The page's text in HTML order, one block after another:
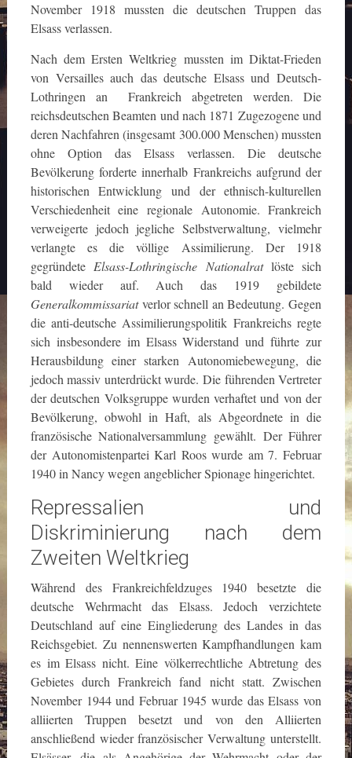
November 1918 mussten die deutschen Truppen das
Elsass verlassen.
Nach dem Ersten Weltkrieg mussten im Diktat-Frieden
von Versailles auch das deutsche Elsass und Deutsch-
Lothringen an Frankreich abgetreten werden. Die
reichsdeutschen Beamten und nach 1871 Zugezogene und
deren Nachfahren (insgesamt 300.000 Menschen) mussten
ohne Option das Elsass verlassen. Die deutsche
Bevölkerung forderte innerhalb Frankreichs aufgrund der
historischen Entwicklung und der ethnisch-kulturellen
Verschiedenheit eine regionale Autonomie. Frankreich
verweigerte jedoch jegliche Selbstverwaltung, vielmehr
verlangte es die völlige Assimilierung. Der 1918
gegründeteElsass-Lothringische Nationalratlöste sich
bald wieder auf. Auch das 1919 gebildete
Generalkommissariatverlor schnell an Bedeutung. Gegen
die anti-deutsche Assimilierungspolitik Frankreichs regte
sich insbesondere im Elsass Widerstand und führte zur
Herausbildung einer starken Autonomiebewegung, die
jedoch massiv unterdrückt wurde. Die führenden Vertreter
der deutschen Volksgruppe wurden verhaftet und von der
Bevölkerung, obwohl in Haft, als Abgeordnete in die
französische Nationalversammlung gewählt. Der Führer
der Autonomistenpartei Karl Roos wurde am 7. Februar
1940 in Nancy wegen angeblicher Spionage hingerichtet.
Repressalien und
Diskriminierung nach dem
Zweiten Weltkrieg
Während des Frankreichfeldzuges 1940 besetzte die
deutsche Wehrmacht das Elsass. Jedoch verzichtete
Deutschland auf eine Eingliederung des Landes in das
Reichsgebiet. Zu nennenswerten Kampfhandlungen kam
es im Elsass nicht. Eine völkerrechtliche Abtretung des
Gebietes durch Frankreich fand nicht statt. Zwischen
November 1944 und Februar 1945 wurde das Elsass von
alliierten Truppen besetzt und von den Alliierten
anschließend wieder französischer Verwaltung unterstellt.